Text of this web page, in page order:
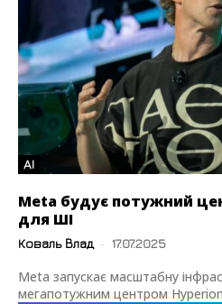
AI
Meta будує потужний
для ШІ
Коваль Влад - 17.07.2025
Meta запускає масштабну
мегапотужним центром